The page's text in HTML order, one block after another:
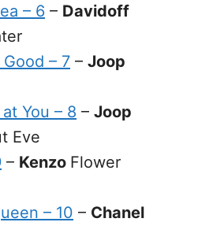
– 6 – Davidoff
Good – 7 – Joop
You – 8 – Joop
Eve
– Kenzo Flower
– 10 – Chanel